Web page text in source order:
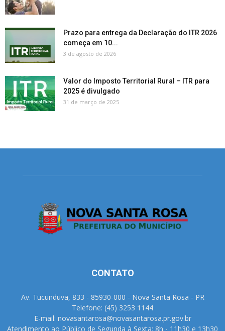
Prazo para entrega da Declaração do ITR 2026
começa em 10...
3 de agosto de 2026
Valor do Imposto Territorial Rural – ITR para
2025 é divulgado
31 de março de 2025
CONTATO
Av. Tucunduva, 833 - 85930-000 - Nova Santa Rosa - PR
Telefone: (45) 3253 1144
E-mail: novasantarosa@novasantarosa.pr.gov.br
Atendimento ao Público de Segunda à Sexta: 8h - 11h30 e 13h30